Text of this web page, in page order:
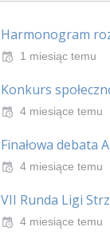
Harmonogram
1 miesiąc temu
Konkurs
4 miesiące temu
Finałowa debata
4 miesiące temu
VII Runda Ligi
4 miesiące temu